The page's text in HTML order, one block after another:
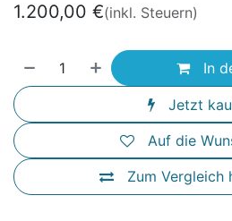
1.200,00 €(inkl. Steuern)
In
Jetzt
Zum Vergleich
Auf die